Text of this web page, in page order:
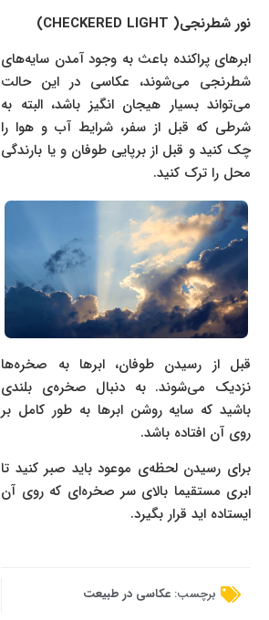
نور شطرنجی(
)
ابر‌های پراکنده باعث به وجود آمدن سایه‌های
شطرنجی می‌شوند، عکاسی در این حالت
می‌تواند بسیار هیجان انگیز باشد، البته به
شرطی که قبل از سفر، شرایط آب و هوا را
چک کنید و قبل از برپایی طوفان و یا بارندگی
محل را ترک کنید.
قبل از رسیدن طوفان، ابر‌ها به صخره‌ها
نزدیک می‌شوند. به دنبال صخره‌ی بلندی
باشید که سایه روشن ابر‌ها به طور کامل بر
روی آن افتاده باشد.
برای رسیدن لحظه‌ی موعود باید صبر کنید تا
ابری مستقیما بالای سر صخره‌ای که روی آن
ایستاده اید قرار بگیرد.
برچسب: عکاسی در طبیعت